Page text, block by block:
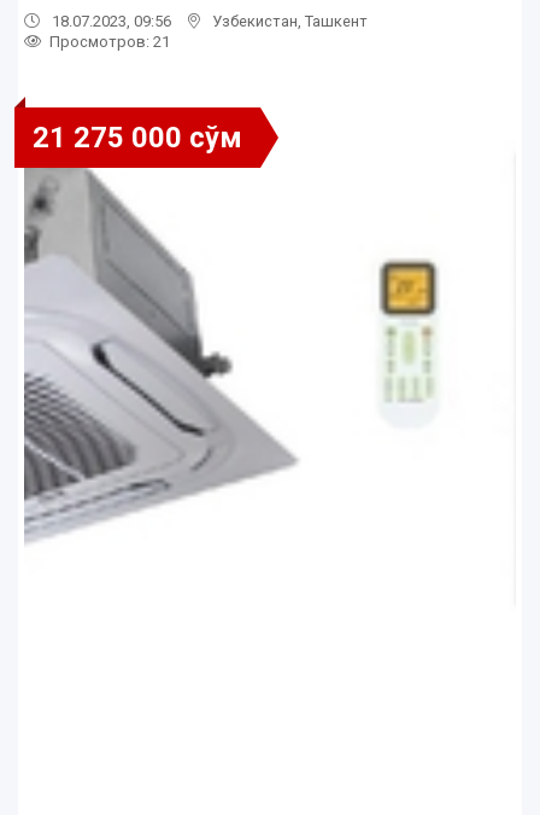
18.07.2023, 09:56 Узбекистан Ташкент
Просмотров: 21
21 275 000 сўм